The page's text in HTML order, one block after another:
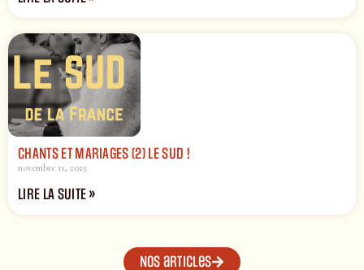
CHANTS ET MARIAGES (2) LE SUD !
novembre 11, 2025
LIRE LA SUITE »
Nos articles